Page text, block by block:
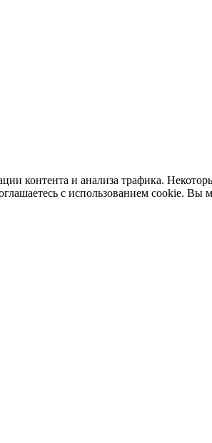
контента и анализа трафика.
с использованием cookie. Вы